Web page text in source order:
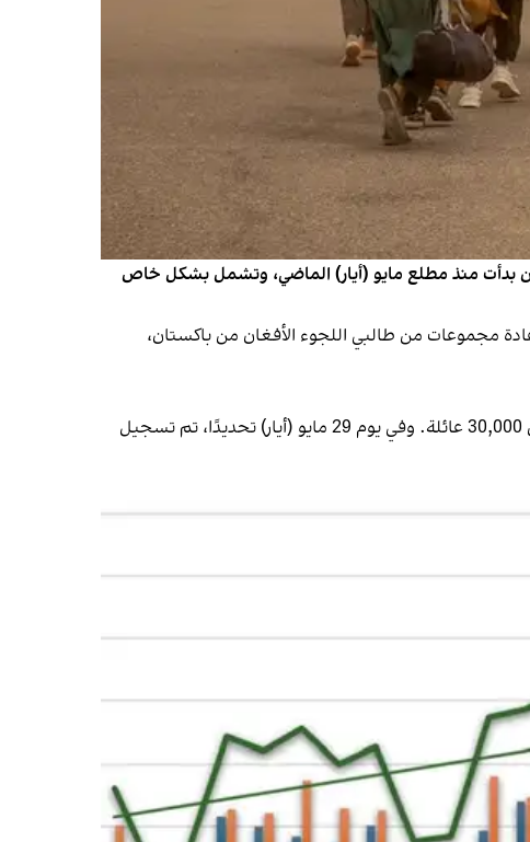
بدأت منذ مطلع مايو (أيار) الماضي، وتشمل بشكل خاص
استمرار إعادة مجموعات من طالبي اللجوء الأفغان من باكستان،
وفقًا للتقرير، عاد أكثر من 450,000 مهاجر أفغاني من إيران خلال الأشهر الخمسة الأولى من العام الجاري، منهم أكثر من 30,000 عائلة. وفي يوم 29 مايو (أيار) تحديدًا، تم تسجيل